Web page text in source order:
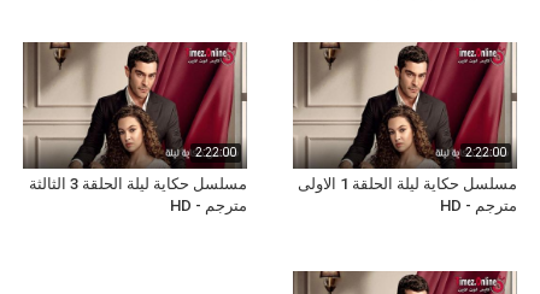
2:22:00
مسلسل حكاية ليلة الحلقة 1 الاولى
مترجم - HD
2:22:00
مسلسل حكاية ليلة الحلقة 3 الثالثة
مترجم - HD